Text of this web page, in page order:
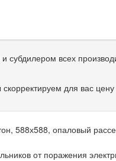
всех
для вас
588х588, опаловый